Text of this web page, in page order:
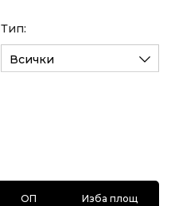
Тип:
Всички
ОП Изба площ